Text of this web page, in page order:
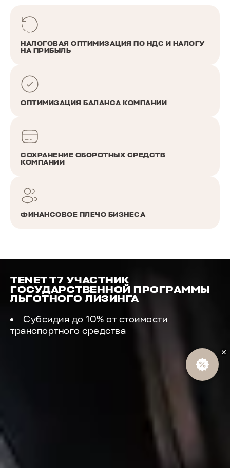
НАЛОГОВАЯ ОПТИМИЗАЦИЯ ПО НДС И НАЛОГУ
НА ПРИБЫЛЬ
ОПТИМИЗАЦИЯ БАЛАНСА КОМПАНИИ
СОХРАНЕНИЕ ОБОРОТНЫХ СРЕДСТВ
КОМПАНИИ
ФИНАНСОВОЕ ПЛЕЧО БИЗНЕСА
TENET T7 УЧАСТНИК
ГОСУДАРСТВЕННОЙ ПРОГРАММЫ
ЛЬГОТНОГО ЛИЗИНГА
Субсидия до 10% от стоимости
транспортного средства